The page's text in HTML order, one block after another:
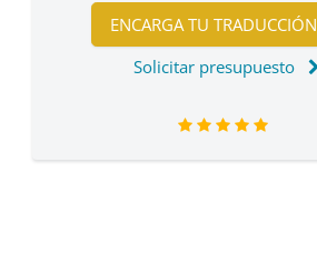
ENCARGA TU TRADUCCIÓN
Solicitar presupuesto